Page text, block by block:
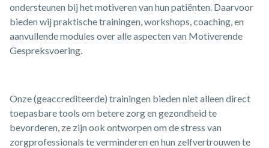
ondersteunen bij het motiveren van hun patiënten. Daarvoor
bieden wij praktische trainingen, workshops, coaching, en
aanvullende modules over alle aspecten van Motiverende
Gespreksvoering.
Onze (geaccrediteerde) trainingen bieden niet alleen direct
toepasbare tools om betere zorg en gezondheid te
bevorderen, ze zijn ook ontworpen om de stress van
zorgprofessionals te verminderen en hun zelfvertrouwen te